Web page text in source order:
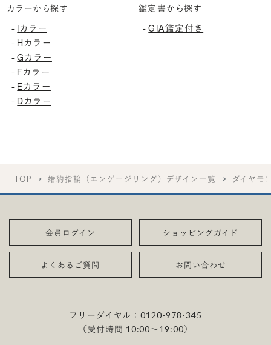
カラーから探す
- Iカラー
- Hカラー
-Gカラー
- Fカラー
- Eカラー
- Dカラー
鑑定書から探す
-GIA鑑定付き
TOP 婚約指輪（エンゲージリング）デザイン一覧 ダイヤモ
会員ログイン ショッピングガイド
よくあるご質問 お問い合わせ
フリーダイヤル：0120-978-345
（受付時間 10:00〜19:00）